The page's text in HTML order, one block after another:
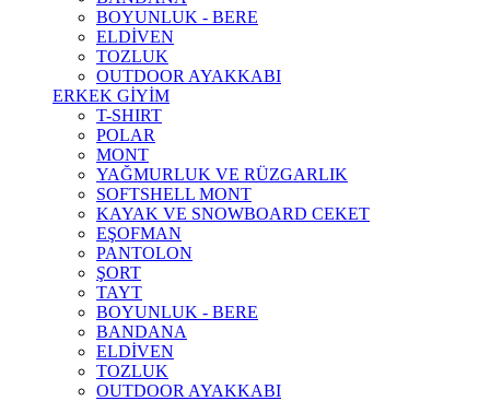
BOYUNLUK - BERE
ELDİVEN
TOZLUK
OUTDOOR AYAKKABI
ERKEK GİYİM
T-SHIRT
POLAR
MONT
YAĞMURLUK VE RÜZGARLIK
SOFTSHELL MONT
KAYAK VE SNOWBOARD CEKET
EŞOFMAN
PANTOLON
ŞORT
TAYT
BOYUNLUK - BERE
BANDANA
ELDİVEN
TOZLUK
OUTDOOR AYAKKABI